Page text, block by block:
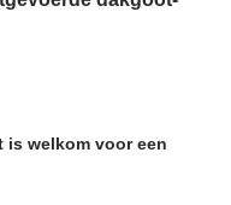
is welkom voor een